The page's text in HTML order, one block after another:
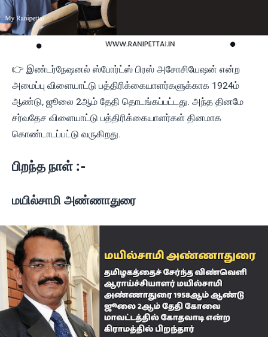
👉 இண்டர்நேஷனல் ஸ்போர்ட்ஸ் பிரஸ் அசோசியேஷன் என்ற
அமைப்பு விளையாட்டு பத்திரிக்கையாளர்களுக்காக 1924ம்
ஆண்டு, ஜூலை 2ஆம் தேதி தொடங்கப்பட்டது. அந்த தினமே
சர்வதேச விளையாட்டு பத்திரிக்கையாளர்கள் தினமாக
கொண்டாடப்பட்டு வருகிறது.
பிறந்த நாள் :-
மயில்சாமி அண்ணாதுரை